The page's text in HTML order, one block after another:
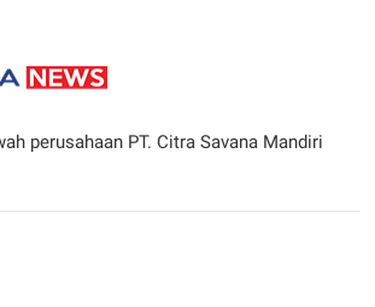
perusahaan PT. Citra Savana Mandiri